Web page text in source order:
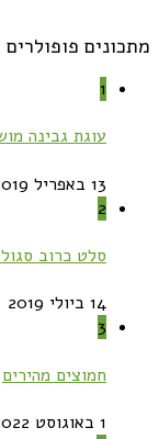
מתכונים פופולרים
1
עוגת גבינה
13 באפריל 2019
2
סלט כרוב
14 ביולי 2019
3
חמוצים מהירים
1 באוגוסט 2022